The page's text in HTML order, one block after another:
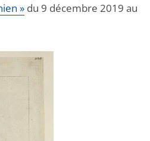
» du 9 décembre 2019 au